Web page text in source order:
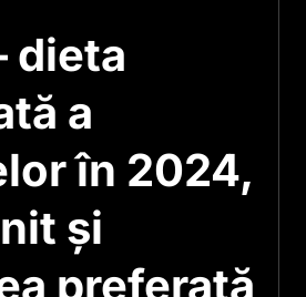
dieta
a
în 2024,
și
preferată